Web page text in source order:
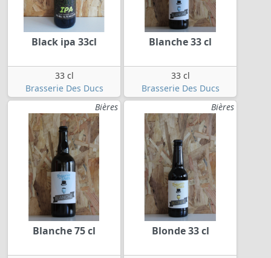
Black ipa 33cl
33 cl
Brasserie Des Ducs
Blanche 33 cl
33 cl
Brasserie Des Ducs
Bières
Blanche 75 cl
Bières
Blonde 33 cl